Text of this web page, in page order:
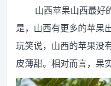
山西苹果山西最好
是，山西有更多的苹果
玩笑说，山西的苹果没
皮薄甜。相对而言，果